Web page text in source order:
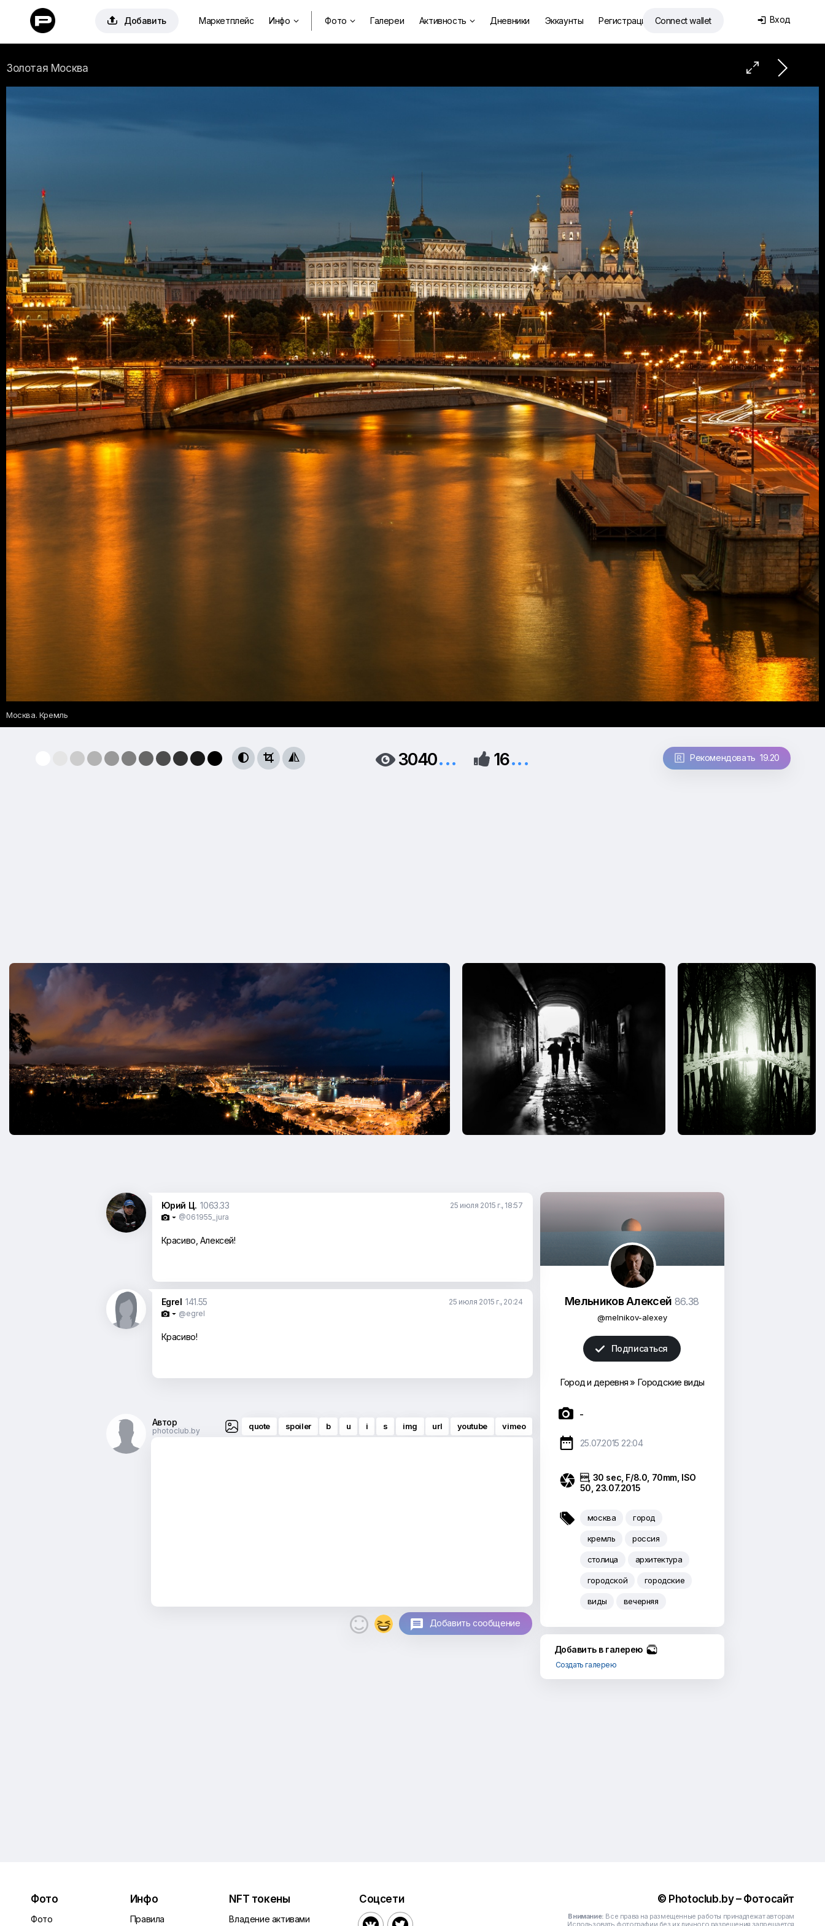
 Добавить Маркетплейс Инфо  Фото  Галереи Активность  Дневники Эккаунты Регистрация Connect wallet  Вход

Золотая Москва
Москва. Кремль
   3040...  16...  Рекомендовать 19.20
Юрий Ц. 1063.33 25 июля 2015 г., 18:57
 @061955_jura
Красиво, Алексей!
Egrel 141.55 25 июля 2015 г., 20:24
 @egrel
Красиво!
Автор
photoclub.by quote spoiler b u i s img url youtube vimeo
 Добавить сообщение
Мельников Алексей 86.38
@melnikov-alexey
 Подписаться
Город и деревня» Городские виды
 -
 25.07.2015 22:04
 , 30 sec, F/8.0, 70mm, ISO
50, 23.07.2015
 москва город
кремль россия
столица архитектура
городской городские
виды вечерняя
Добавить в галерею
Создать галерею
Фото
Фото
Инфо
Правила
NFT токены
Владение активами
Соцсети © Photoclub.by – Фотосайт
Внимание: Все права на размещенные работы принадлежат авторам
Использовать фотографии без их личного разрешения запрещается